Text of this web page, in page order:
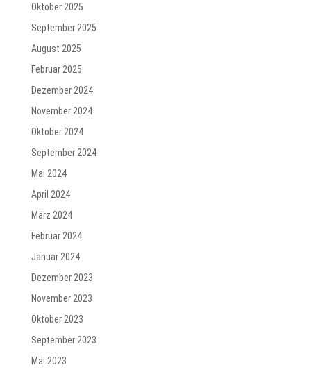
Oktober 2025
September 2025
August 2025
Februar 2025
Dezember 2024
November 2024
Oktober 2024
September 2024
Mai 2024
April 2024
März 2024
Februar 2024
Januar 2024
Dezember 2023
November 2023
Oktober 2023
September 2023
Mai 2023